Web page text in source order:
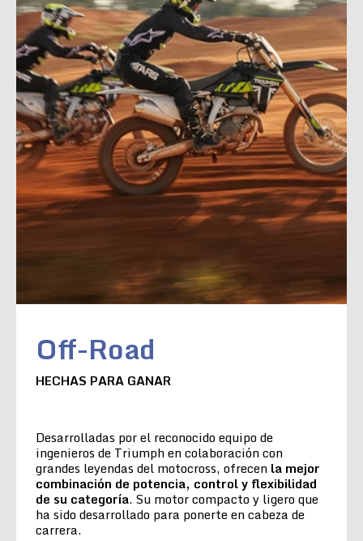
Off-Road
HECHAS PARA GANAR
Desarrolladas por el reconocido equipo de
ingenieros de Triumph en colaboración con
grandes leyendas del motocross, ofrecen la mejor
combinación de potencia, control y flexibilidad
de su categoría. Su motor compacto y ligero que
ha sido desarrollado para ponerte en cabeza de
carrera.